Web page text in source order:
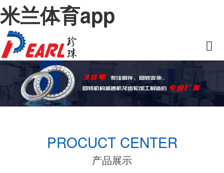
米兰体育app
PROCUCT CENTER
产品展示